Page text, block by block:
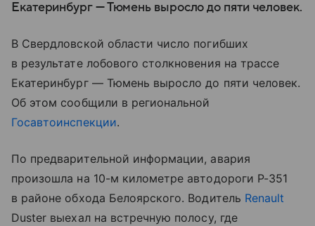
Екатеринбург — Тюмень выросло до пяти человек.
В Свердловской области число погибших
в результате лобового столкновения на трассе
Екатеринбург — Тюмень выросло до пяти человек.
Об этом сообщили в региональной
Госавтоинспекции.
По предварительной информации, авария
произошла на 10-м километре автодороги Р-351
в районе обхода Белоярского. Водитель Renault
Duster выехал на встречную полосу, где